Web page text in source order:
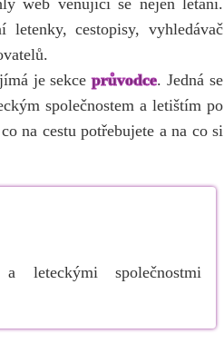
web věnující se nejen létání.
letenky, cestopisy, vyhledávač
je sekceprůvodce. Jedná se
společnostem a letištím po
na cestu potřebujete a na co si
leteckými společnostmi